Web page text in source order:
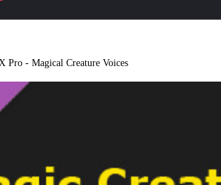
Pro - Magical Creature Voices